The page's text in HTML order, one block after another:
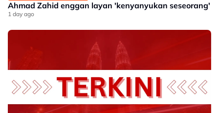
Ahmad Zahid enggan layan 'kenyanyukan seseorang'
1 day ago